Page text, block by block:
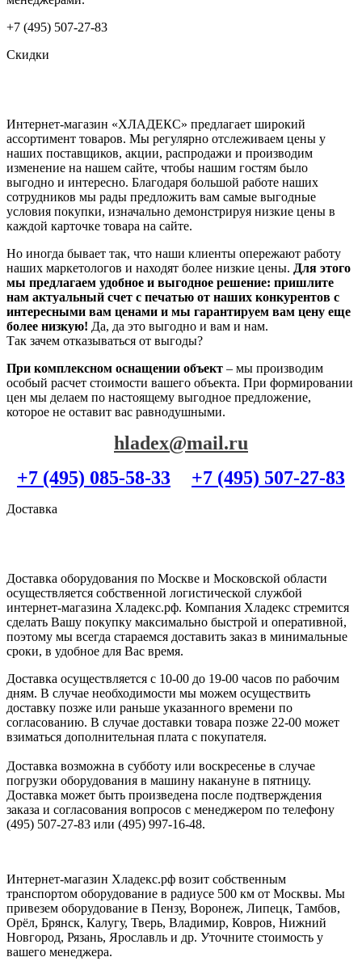
+7 (495) 507-27-83
Скидки
Интернет-магазин «ХЛАДЕКС» предлагает широкий
ассортимент товаров. Мы регулярно отслеживаем цены у
наших поставщиков, акции, распродажи и производим
изменение на нашем сайте, чтобы нашим гостям было
выгодно и интересно. Благодаря большой работе наших
сотрудников мы рады предложить вам самые выгодные
условия покупки, изначально демонстрируя низкие цены в
каждой карточке товара на сайте.
Но иногда бывает так, что наши клиенты опережают работу
наших маркетологов и находят более низкие цены. Для этого
мы предлагаем удобное и выгодное решение: пришлите
нам актуальный счет с печатью от наших конкурентов с
интересными вам ценами и мы гарантируем вам цену еще
более низкую! Да, да это выгодно и вам и нам.
Так зачем отказываться от выгоды?
При комплексном оснащении объект – мы производим
особый расчет стоимости вашего объекта. При формировании
цен мы делаем по настоящему выгодное предложение,
которое не оставит вас равнодушными.
hladex@mail.ru
+7 (495) 085-58-33
+7 (495) 507-27-83
Доставка
Доставка оборудования по Москве и Московской области
осуществляется собственной логистической службой
интернет-магазина Хладекс.рф. Компания Хладекс стремится
сделать Вашу покупку максимально быстрой и оперативной,
поэтому мы всегда стараемся доставить заказ в минимальные
сроки, в удобное для Вас время.
Доставка осуществляется с 10-00 до 19-00 часов по рабочим
дням. В случае необходимости мы можем осуществить
доставку позже или раньше указанного времени по
согласованию. В случае доставки товара позже 22-00 может
взиматься дополнительная плата с покупателя.
Доставка возможна в субботу или воскресенье в случае
погрузки оборудования в машину накануне в пятницу.
Доставка может быть произведена после подтверждения
заказа и согласования вопросов с менеджером по телефону
(495) 507-27-83 или (495) 997-16-48.
Интернет-магазин Хладекс.рф возит собственным
транспортом оборудование в радиусе 500 км от Москвы. Мы
привезем оборудование в Пензу, Воронеж, Липецк, Тамбов,
Орёл, Брянск, Калугу, Тверь, Владимир, Ковров, Нижний
Новгород, Рязань, Ярославль и др. Уточните стоимость у
вашего менеджера.